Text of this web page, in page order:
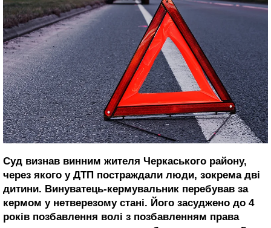
Суд визнав винним жителя Черкаського району,
через якого у ДТП постраждали люди, зокрема дві
дитини. Винуватець-кермувальник перебував за
кермом у нетверезому стані. Його засуджено до 4
років позбавлення волі з позбавленням права